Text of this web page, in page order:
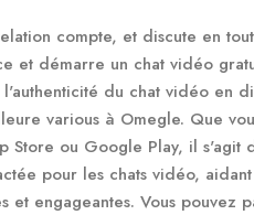
compte, et discute en
et démarre un chat vidéo
du chat vidéo en
various à Omegle. Que
Store ou Google Play, il s'agit
pour les chats vidéo,
et engageantes. Vous